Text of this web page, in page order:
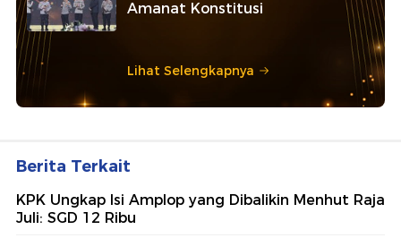
Amanat Konstitusi
Lihat Selengkapnya
Berita Terkait
KPK Ungkap Isi Amplop yang Dibalikin Menhut Raja
Juli: SGD 12 Ribu